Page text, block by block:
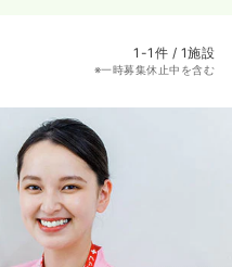
1-1件 / 1施設
※一時募集休止中を含む